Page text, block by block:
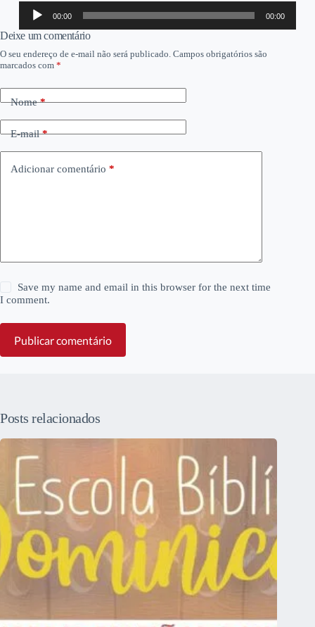
Tocador
áudio
00:00 00:00
Deixe um comentário
O seu endereço de e-mail não será publicado. Campos obrigatórios são
marcados com *
Nome*
E-mail*
Adicionar comentário *
Save my name and email in this browser for the next time
I comment.
Publicar comentário
Posts relacionados